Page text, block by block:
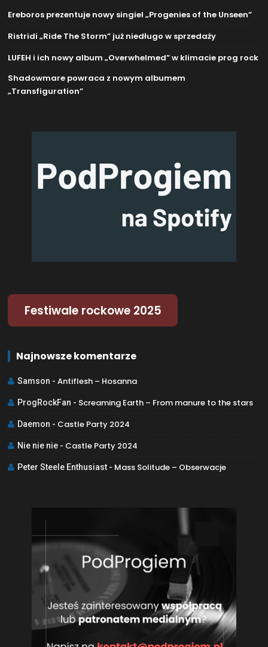
Ereboros prezentuje nowy singiel „Progenies of the Unseen”
Ristridi „Ride The Storm” już niedługo w sprzedaży
LUFEH i ich nowy album „Overwhelmed” w klimacie prog rock
Shadowmare powraca z nowym albumem
„Transfiguration”
Festiwale rockowe 2025
Najnowsze komentarze
Samson - Antiflesh – Hosanna
ProgRockFan - Screaming Earth – From manure to the stars
Daemon - Castle Party 2024
Nie nie nie - Castle Party 2024
Peter Steele Enthusiast - Mass Solitude – Obserwacje